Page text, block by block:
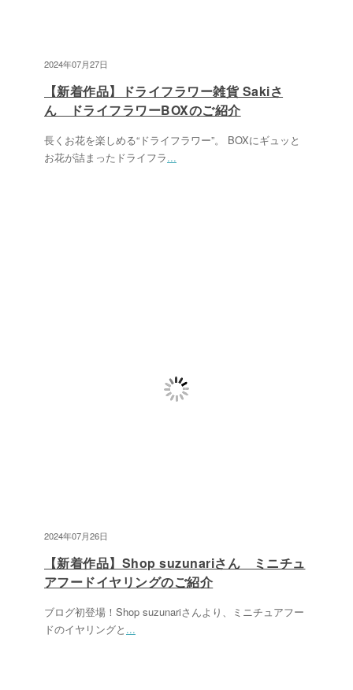
2024年07月27日
【新着作品】ドライフラワー雑貨 Sakiさ
ん ドライフラワーBOXのご紹介
長くお花を楽しめる“ドライフラワー”。 BOXにギュッと
お花が詰まったドライフラ...
2024年07月26日
【新着作品】Shop suzunariさん ミニチュ
アフードイヤリングのご紹介
ブログ初登場！Shop suzunariさんより、ミニチュアフー
ドのイヤリングと ...